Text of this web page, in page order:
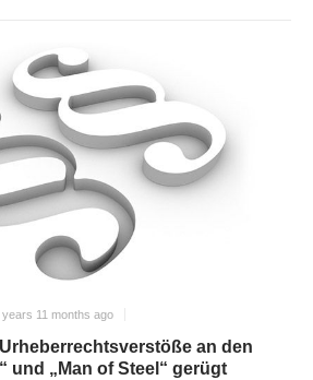
years 11 months ago
an den
und „Man of Steel“ gerügt